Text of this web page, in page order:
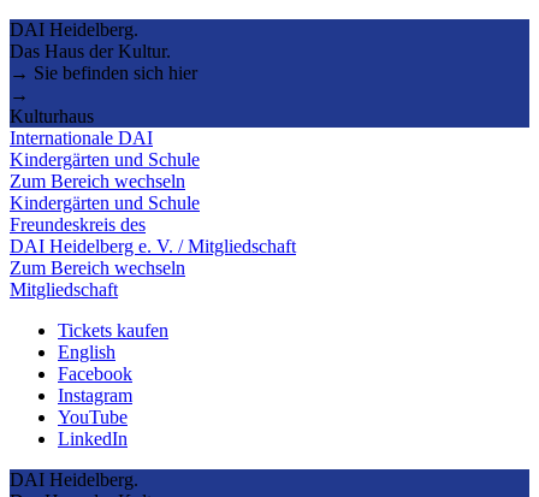
DAI Heidelberg.
Das Haus der Kultur.
→ Sie befinden sich hier
→
Kulturhaus
Internationale DAI
Kindergärten und Schule
Zum Bereich wechseln
Kindergärten und Schule
Freundeskreis des
DAI Heidelberg e. V. / Mitgliedschaft
Zum Bereich wechseln
Mitgliedschaft
Tickets kaufen
English
Facebook
Instagram
YouTube
LinkedIn
DAI Heidelberg.